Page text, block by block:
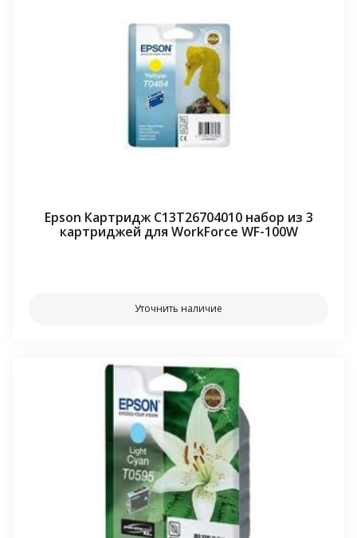
Epson Картридж C13T26704010 набор из 3
картриджей для WorkForce WF-100W
Уточнить наличие